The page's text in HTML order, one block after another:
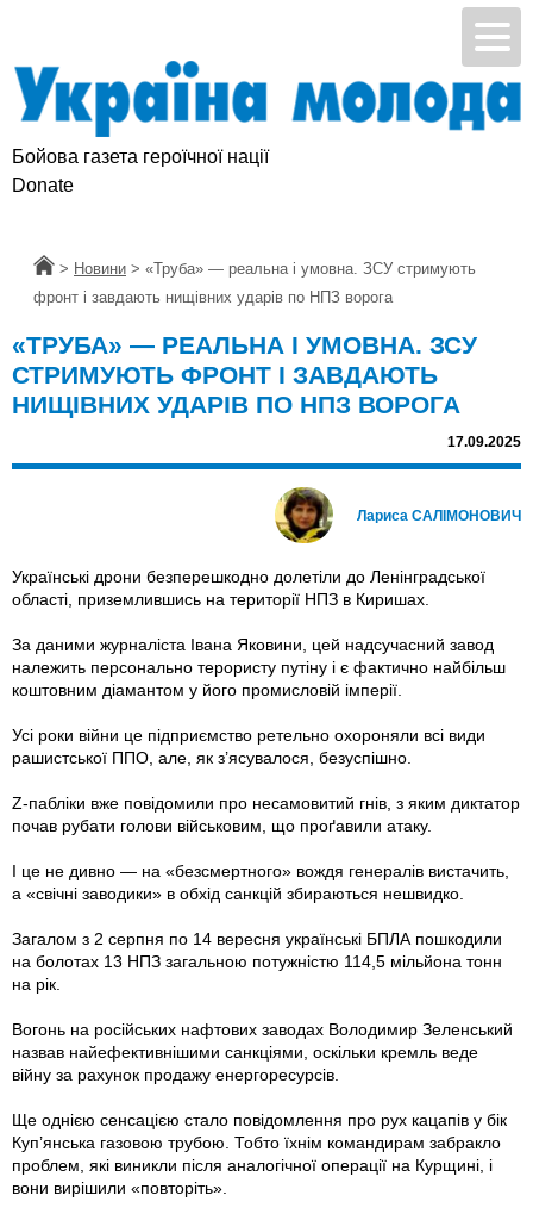
Бойова газета героїчної нації
Donate
Головна
> Новини > «Труба» — реальна і умовна. ЗСУ стримують
фронт і завдають нищівних ударів по НПЗ ворога
«ТРУБА» — РЕАЛЬНА І УМОВНА. ЗСУ
СТРИМУЮТЬ ФРОНТ І ЗАВДАЮТЬ
НИЩІВНИХ УДАРІВ ПО НПЗ ВОРОГА
17.09.2025
Лариса САЛІМОНОВИЧ
Українські дрони безперешкодно долетіли до Ленінградської
області, приземлившись на території НПЗ в Киришах.
За даними журналіста Івана Яковини, цей надсучасний завод
належить персонально терористу путіну і є фактично найбільш
коштовним діамантом у його промисловій імперії.
Усі роки війни це підприємство ретельно охороняли всі види
рашистської ППО, але, як з’ясувалося, безуспішно.
Z-пабліки вже повідомили про несамовитий гнів, з яким диктатор
почав рубати голови військовим, що проґавили атаку.
І це не дивно — на «безсмертного» вождя генералів вистачить,
а «свічні заводики» в обхід санкцій збираються нешвидко.
Загалом з 2 серпня по 14 вересня українські БПЛА пошкодили
на болотах 13 НПЗ загальною потужністю 114,5 мільйона тонн
на рік.
Вогонь на російських нафтових заводах Володимир Зеленський
назвав найефективнішими санкціями, оскільки кремль веде
війну за рахунок продажу енергоресурсів.
Ще однією сенсацією стало повідомлення про рух кацапів у бік
Куп’янська газовою трубою. Тобто їхнім командирам забракло
проблем, які виникли після аналогічної операції на Курщині, і
вони вирішили «повторіть».